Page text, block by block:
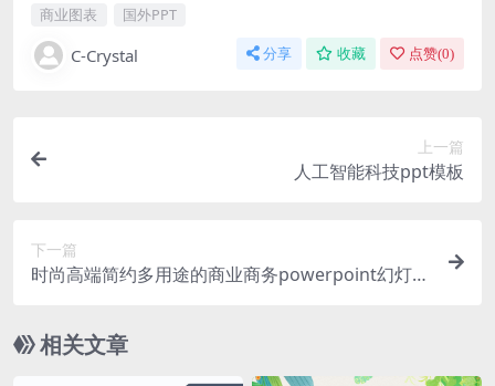
商业图表
国外PPT
C-Crystal 分享 收藏 点赞(0)
上一篇
人工智能科技ppt模板
下一篇
时尚高端简约多用途的商业商务powerpoint幻灯片
相关文章